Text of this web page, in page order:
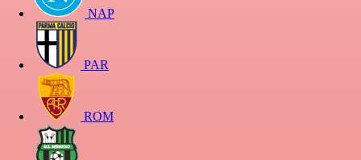
NAP
PAR
ROM